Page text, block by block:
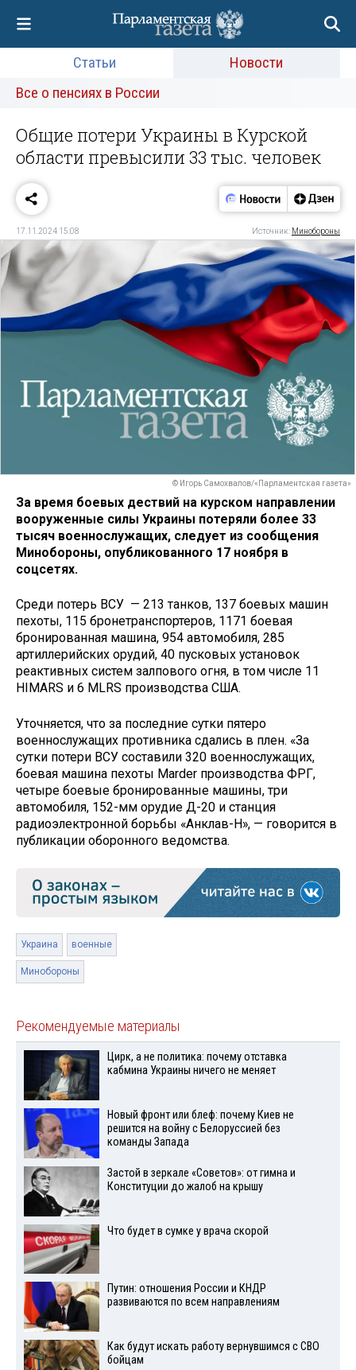
Статьи
Новости
Все о пенсиях в России
Общие потери Украины в Курской
области превысили 33 тыс. человек
17.11.2024 15:08 Источник: Минобороны
© Игорь Самохвалов/«Парламентская газета»
За время боевых дествий на курском направлении
вооруженные силы Украины потеряли более 33
тысяч военнослужащих, следует из сообщения
Минобороны, опубликованного 17 ноября в
соцсетях.
Среди потерь ВСУ — 213 танков, 137 боевых машин
пехоты, 115 бронетранспортеров, 1171 боевая
бронированная машина, 954 автомобиля, 285
артиллерийских орудий, 40 пусковых установок
реактивных систем залпового огня, в том числе 11
HIMARS и 6 MLRS производства США.
Уточняется, что за последние сутки пятеро
военнослужащих противника сдались в плен. «За
сутки потери ВСУ составили 320 военнослужащих,
боевая машина пехоты Marder производства ФРГ,
четыре боевые бронированные машины, три
автомобиля, 152-мм орудие Д-20 и станция
радиоэлектронной борьбы «Анклав-Н», — говорится в
публикации оборонного ведомства.
Украина военные
Минобороны
Рекомендуемые материалы
Цирк, а не политика: почему отставка
кабмина Украины ничего не меняет
Новый фронт или блеф: почему Киев не
решится на войну с Белоруссией без
команды Запада
Застой в зеркале «Советов»: от гимна и
Конституции до жалоб на крышу
Что будет в сумке у врача скорой
Путин: отношения России и КНДР
развиваются по всем направлениям
Как будут искать работу вернувшимся с СВО
бойцам